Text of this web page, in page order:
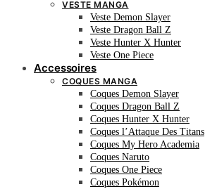
VESTE MANGA
Veste Demon Slayer
Veste Dragon Ball Z
Veste Hunter X Hunter
Veste One Piece
Accessoires
COQUES MANGA
Coques Demon Slayer
Coques Dragon Ball Z
Coques Hunter X Hunter
Coques l’Attaque Des Titans
Coques My Hero Academia
Coques Naruto
Coques One Piece
Coques Pokémon